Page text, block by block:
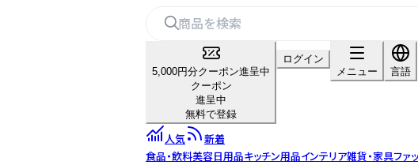
5,000円分クーポン進呈中
クーポン
進呈中
無料で登録
ログイン
メニュー
言語
人気
新着
食品・飲料美容日用品キッチン用品インテリア雑貨・家具ファ